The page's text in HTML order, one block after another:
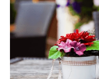
السفر والسياحة
الدولية فيديو
الدولية صور